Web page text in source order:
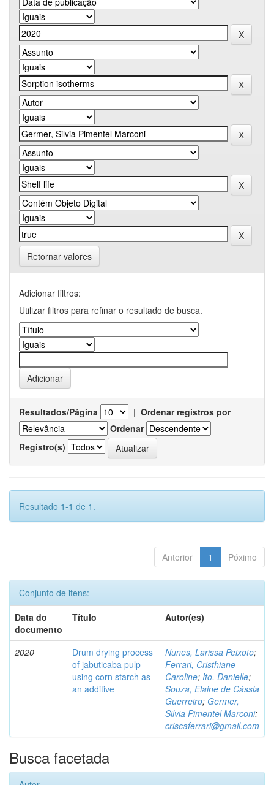
Retornar valores
Adicionar filtros:
Utilizar filtros para refinar o resultado de busca.
Resultados/Página | Ordenar registros por
Ordenar
Registro(s)
Resultado 1-1 de 1.
Anterior 1 Póximo
Conjunto de itens:
Data do
documento
Título Autor(es)
2020
Drum drying process
of jabuticaba pulp
using corn starch as
an additive
Nunes, Larissa Peixoto;
Ferrari, Cristhiane
Caroline; Ito, Danielle;
Souza, Elaine de Cássia
Guerreiro; Germer,
Silvia Pimentel Marconi;
criscaferrari@gmail.com
Busca facetada